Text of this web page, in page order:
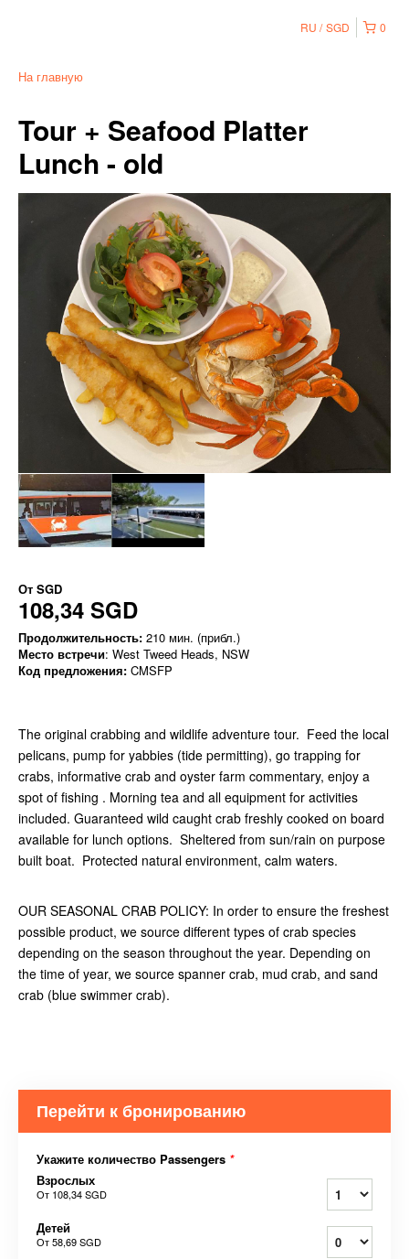
0
RU SGD
На главную
Tour + Seafood Platter
Lunch - old
От SGD
108,34 SGD
Продолжительность: 210 мин. (прибл.)
Место встречи: West Tweed Heads, NSW
Код предложения: CMSFP
The original crabbing and wildlife adventure tour. Feed the local
pelicans, pump for yabbies (tide permitting), go trapping for
crabs, informative crab and oyster farm commentary, enjoy a
spot of fishing . Morning tea and all equipment for activities
included. Guaranteed wild caught crab freshly cooked on board
available for lunch options. Sheltered from sun/rain on purpose
built boat. Protected natural environment, calm waters.
OUR SEASONAL CRAB POLICY: In order to ensure the freshest
possible product, we source different types of crab species
depending on the season throughout the year. Depending on
the time of year, we source spanner crab, mud crab, and sand
crab (blue swimmer crab).
Перейти к бронированию
Укажите количество Passengers *
Взрослых
От 108,34 SGD
Детей
От58,69 SGD